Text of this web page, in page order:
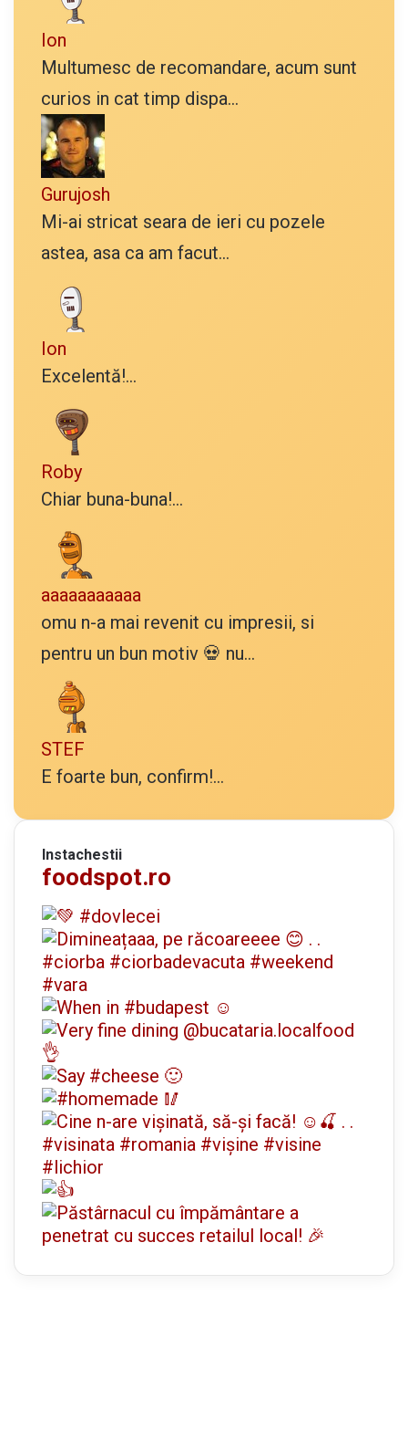
Ion
Multumesc de recomandare, acum sunt
curios in cat timp dispa...
Gurujosh
Mi-ai stricat seara de ieri cu pozele
astea, asa ca am facut...
Ion
Excelentă!...
Roby
Chiar buna-buna!...
aaaaaaaaaaa
omu n-a mai revenit cu impresii, si
pentru un bun motiv 💀 nu...
STEF
E foarte bun, confirm!...
Instachestii
foodspot.ro